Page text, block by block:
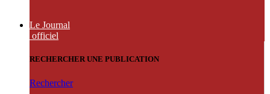
Le Journal
officiel
RECHERCHER UNE PUBLICATION
Rechercher